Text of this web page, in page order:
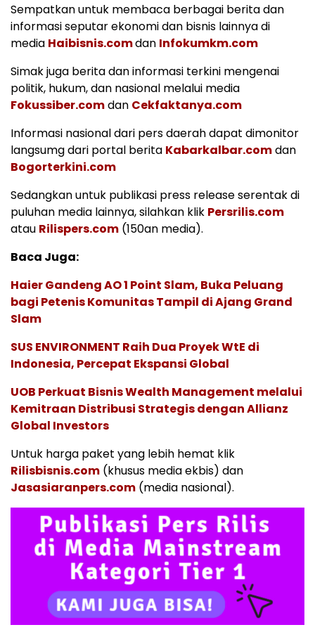
Sempatkan untuk membaca berbagai berita dan
informasi seputar ekonomi dan bisnis lainnya di
media Haibisnis.comdan Infokumkm.com
Simak juga berita dan informasi terkini mengenai
politik, hukum, dan nasional melalui media
Fokussiber.comdan Cekfaktanya.com
Informasi nasional dari pers daerah dapat dimonitor
langsumg dari portal berita Kabarkalbar.comdan
Bogorterkini.com
Sedangkan untuk publikasi press release serentak di
puluhan media lainnya, silahkan klik Persrilis.com
atau Rilispers.com (150an media).
Baca Juga:
Haier Gandeng AO 1 Point Slam, Buka Peluang
bagi Petenis Komunitas Tampil di Ajang Grand
Slam
SUS ENVIRONMENT Raih Dua Proyek WtE di
Indonesia, Percepat Ekspansi Global
UOB Perkuat Bisnis Wealth Management melalui
Kemitraan Distribusi Strategis dengan Allianz
Global Investors
Untuk harga paket yang lebih hemat klik
Rilisbisnis.com (khusus media ekbis) dan
Jasasiaranpers.com (media nasional).